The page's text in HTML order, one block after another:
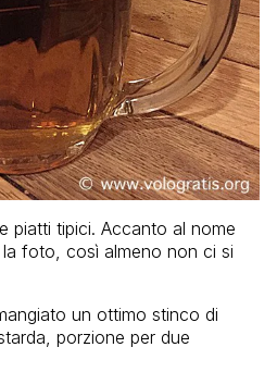
piatti tipici. Accanto al nome
la foto, così almeno non ci si
un ottimo stinco di
porzione per due